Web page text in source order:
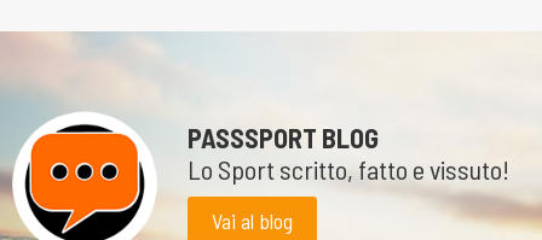
PASSSPORT BLOG
Lo Sport scritto, fatto e vissuto!
Vai al blog